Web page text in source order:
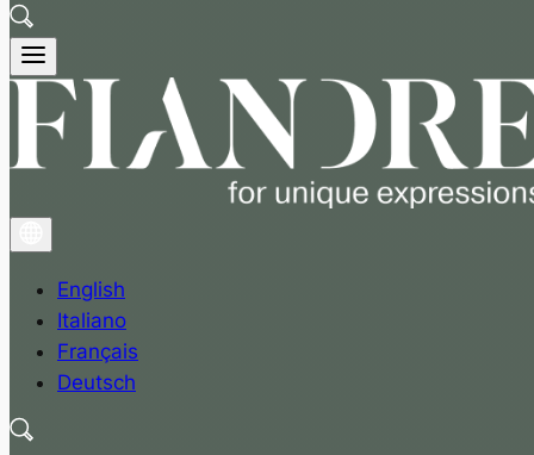
English
Italiano
Français
Deutsch